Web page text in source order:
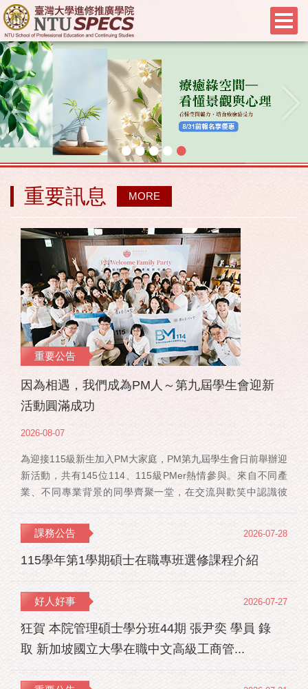
•••••
重要訊息 MORE
重要公告
因為相遇，我們成為PM人～第九屆學生會迎新
活動圓滿成功
2026-08-07
為迎接115級新生加入PM大家庭，PM第九屆學生會日前舉辦迎
新活動，共有145位114、115級PMer熱情參與。來自不同產
業、不同專業背景的同學齊聚一堂，在交流與歡笑中認識彼
謝郭佳瑋院長、PMBA孔令傑主任及PMBM何佳安主任蒞臨現
場，給予115 級新生勉勵與祝福；PMLBA謝煜偉主任雖人在國
外進修，也特別捎來祝福，為即將...
課務公告
115學年第1學期碩士在職專班選修課程介紹
2026-07-28
好人好事
狂賀 本院管理碩士學分班44期 張尹奕 學員 錄
取 新加坡國立大學在職中文高級工商管...
2026-07-27